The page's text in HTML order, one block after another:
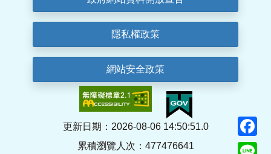
隱私權政策
網站安全政策
更新日期：2026-08-06 14:50:51.0
累積瀏覽人次：477476641